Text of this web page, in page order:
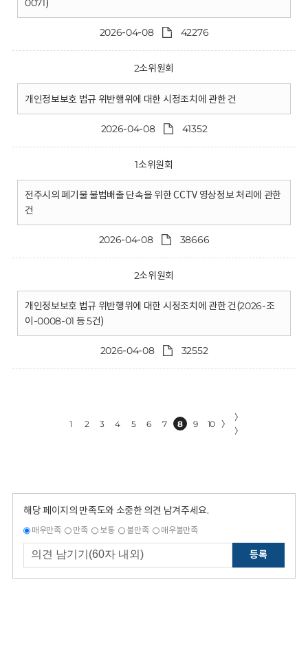
0071)
2026-04-08 42276
2소위원회
개인정보보호 법규 위반행위에 대한 시정조치에 관한 건
2026-04-08 41352
1소위원회
전주시의 폐기물 불법배출 단속을 위한 CCTV 영상정보 처리에 관한
건
2026-04-08 38666
2소위원회
개인정보보호 법규 위반행위에 대한 시정조치에 관한 건(2026-조
이-0008-01 등 5건)
2026-04-08 32552
1 2 3 4 5 6 7 8 9 10 〉
〉
〉
해당 페이지의 만족도와 소중한 의견 남겨주세요.
매우만족 만족 보통 불만족 매우불만족
등록